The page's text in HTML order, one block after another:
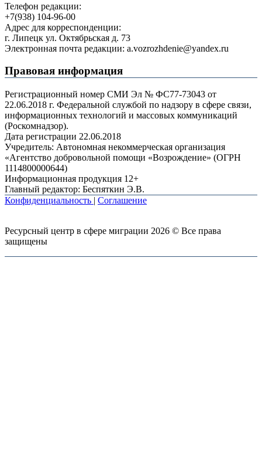
Телефон редакции:
+7(938) 104-96-00
Адрес для корреспонденции:
г. Липецк ул. Октябрьская д. 73
Электронная почта редакции: a.vozrozhdenie@yandex.ru
Правовая информация
Регистрационный номер СМИ Эл № ФС77-73043 от
22.06.2018 г. Федеральной службой по надзору в сфере связи,
информационных технологий и массовых коммуникаций
(Роскомнадзор).
Дата регистрации 22.06.2018
Учредитель: Автономная некоммерческая организация
«Агентство добровольной помощи «Возрождение» (ОГРН
1114800000644)
Информационная продукция 12+
Главный редактор: Беспяткин Э.В.
Конфиденциальность | Соглашение
Ресурсный центр в сфере миграции 2026 © Все права
защищены